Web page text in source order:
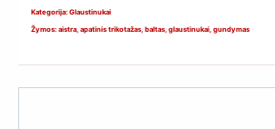
Kategorija: Glaustinukai
Žymos: aistra apatinis trikotažas baltas glaustinukai gundymas